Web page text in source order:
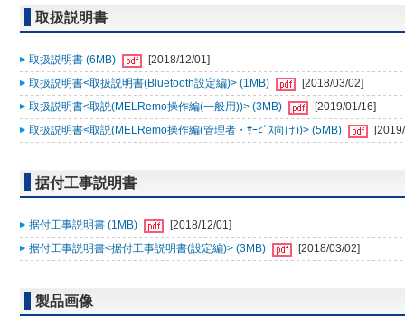
取扱説明書
取扱説明書 (6MB)
[2018/12/01]
取扱説明書<取扱説明書(Bluetooth設定編)> (1MB)
[2018/03/02]
取扱説明書<取説(MELRemo操作編(一般用))> (3MB)
[2019/01/16]
取扱説明書<取説(MELRemo操作編(管理者・ｻｰﾋﾞｽ向け))> (5MB)
据付工事説明書
据付工事説明書 (1MB)
[2018/12/01]
据付工事説明書<据付工事説明書(設定編)> (3MB)
[2018/03/02]
製品画像